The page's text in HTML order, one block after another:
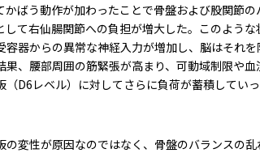
かばう動作が加わったことで骨盤および股関節
して右仙腸関節への負担が増大した。このような
容器からの異常な神経入力が増加し、脳はそれを
果、腰部周囲の筋緊張が高まり、可動域制限や血
（D6レベル）に対してさらに負荷が蓄積してい
の変性が原因なのではなく、骨盤のバランスの乱